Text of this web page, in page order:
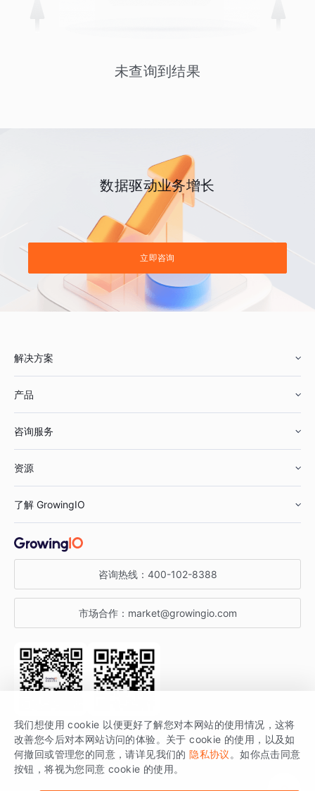
未查询到结果
数据驱动业务增长
立即咨询
解决方案
鞋服行业
汽车行业
金融行业
产品
智能运营
获客分析
咨询服务
资源
增长公开课
增长博客
开发者文档
SDK 文档
场景指南
了解 GrowingIO
关于 GrowingIO
增长大会
行业活动
咨询热线： 400-102-8388
市场合作： market@growingio.com
关注公众号 获取更多干货
GrowingIO 是专注于数据智能分析与增长的品牌，核心平台为 GrowingIO
分析云。
我们想使用 cookie 以便更好了解您对本网站的使用情况，这将
改善您今后对本网站访问的体验。关于 cookie 的使用，以及如
何撤回或管理您的同意，请详见我们的 隐私协议 。如你点击同意
按钮，将视为您同意 cookie 的使用。